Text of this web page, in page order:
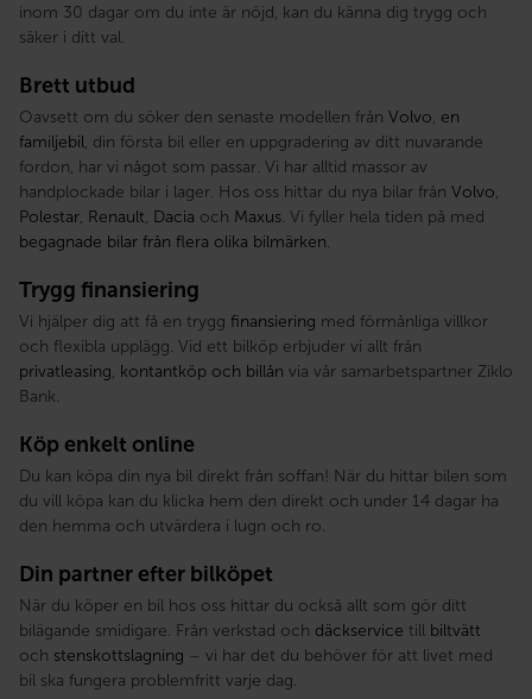
inom 30 dagar om du inte är nöjd, kan du känna dig trygg och
säker i ditt val.
Brett utbud
Oavsett om du söker den senaste modellen från Volvo, en
familjebil, din första bil eller en uppgradering av ditt nuvarande
fordon, har vi något som passar. Vi har alltid massor av
handplockade bilar i lager. Hos oss hittar du nya bilar från Volvo,
Polestar, Renault, Dacia och Maxus. Vi fyller hela tiden på med
begagnade bilar från flera olika bilmärken.
Trygg finansiering
Vi hjälper dig att få en trygg finansiering med förmånliga villkor
och flexibla upplägg. Vid ett bilköp erbjuder vi allt från
privatleasing, kontantköp och billån via vår samarbetspartner Ziklo
Bank.
Köp enkelt online
Du kan köpa din nya bil direkt från soffan! När du hittar bilen som
du vill köpa kan du klicka hem den direkt och under 14 dagar ha
den hemma och utvärdera i lugn och ro.
Din partner efter bilköpet
När du köper en bil hos oss hittar du också allt som gör ditt
bilägande smidigare. Från verkstad och däckservice till biltvätt
och stenskottslagning – vi har det du behöver för att livet med
bil ska fungera problemfritt varje dag.